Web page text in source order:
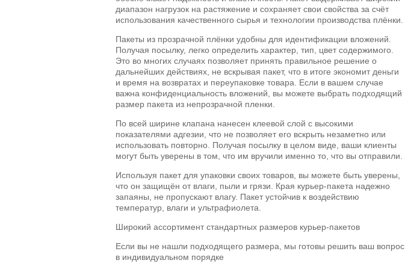
диапазон нагрузок на растяжение и сохраняет свои свойства за счёт
использования качественного сырья и технологии производства плёнки.
Пакеты из прозрачной плёнки удобны для идентификации вложений.
Получая посылку, легко определить характер, тип, цвет содержимого.
Это во многих случаях позволяет принять правильное решение о
дальнейших действиях, не вскрывая пакет, что в итоге экономит деньги
и время на возвратах и переупаковке товара. Если в вашем случае
важна конфиденциальность вложений, вы можете выбрать подходящий
размер пакета из непрозрачной пленки.
По всей ширине клапана нанесен клеевой слой с высокими
показателями адгезии, что не позволяет его вскрыть незаметно или
использовать повторно. Получая посылку в целом виде, ваши клиенты
могут быть уверены в том, что им вручили именно то, что вы отправили.
Используя пакет для упаковки своих товаров, вы можете быть уверены,
что он защищён от влаги, пыли и грязи. Края курьер-пакета надежно
запаяны, не пропускают влагу. Пакет устойчив к воздействию
температур, влаги и ультрафиолета.
Широкий ассортимент стандартных размеров курьер-пакетов
Если вы не нашли подходящего размера, мы готовы решить ваш вопрос
в индивидуальном порядке